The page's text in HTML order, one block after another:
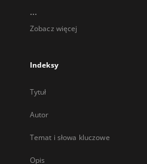
...
Zobacz więcej
Indeksy
Tytuł
Autor
Temat i słowa kluczowe
Opis